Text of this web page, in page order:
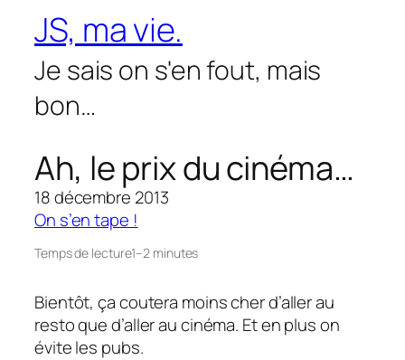
contenu
JS, ma vie.
Je sais on s'en fout, mais
bon…
Ah, le prix du cinéma…
18 décembre 2013
On s’en tape !
Temps de lecture1–2 minutes
Bientôt, ça coutera moins cher d’aller au
resto que d’aller au cinéma. Et en plus on
évite les pubs.